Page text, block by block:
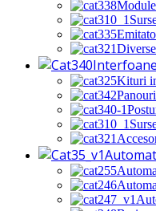
Interfoane
Kituri